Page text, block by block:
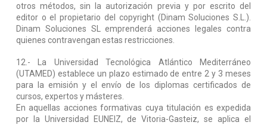
otros métodos, sin la autorización previa y por escrito del
editor o el propietario del copyright (Dinam Soluciones S.L.).
Dinam Soluciones SL emprenderá acciones legales contra
quienes contravengan estas restricciones.
12.- La Universidad Tecnológica Atlántico Mediterráneo
(UTAMED) establece un plazo estimado de entre 2 y 3 meses
para la emisión y el envío de los diplomas certificados de
cursos, expertos y másteres.
En aquellas acciones formativas cuya titulación es expedida
por la Universidad EUNEIZ, de Vitoria-Gasteiz, se aplica el